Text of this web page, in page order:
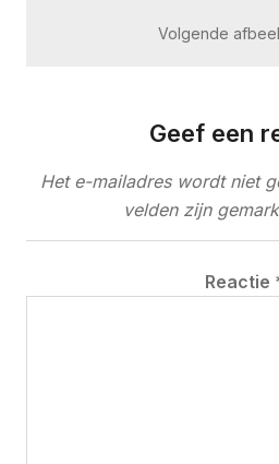
Volgende
Geef een
Het e-mailadres wordt niet
velden zijn
Reactie